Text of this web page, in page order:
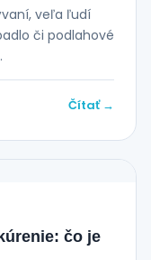
veľa ľudí
či podlahové
Čítať →
čo je